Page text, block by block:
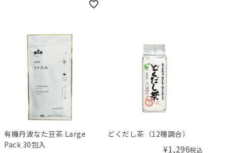
有機丹波なた豆茶 Large
Pack 30包入
どくだし茶（12種調合）
¥1,296税込